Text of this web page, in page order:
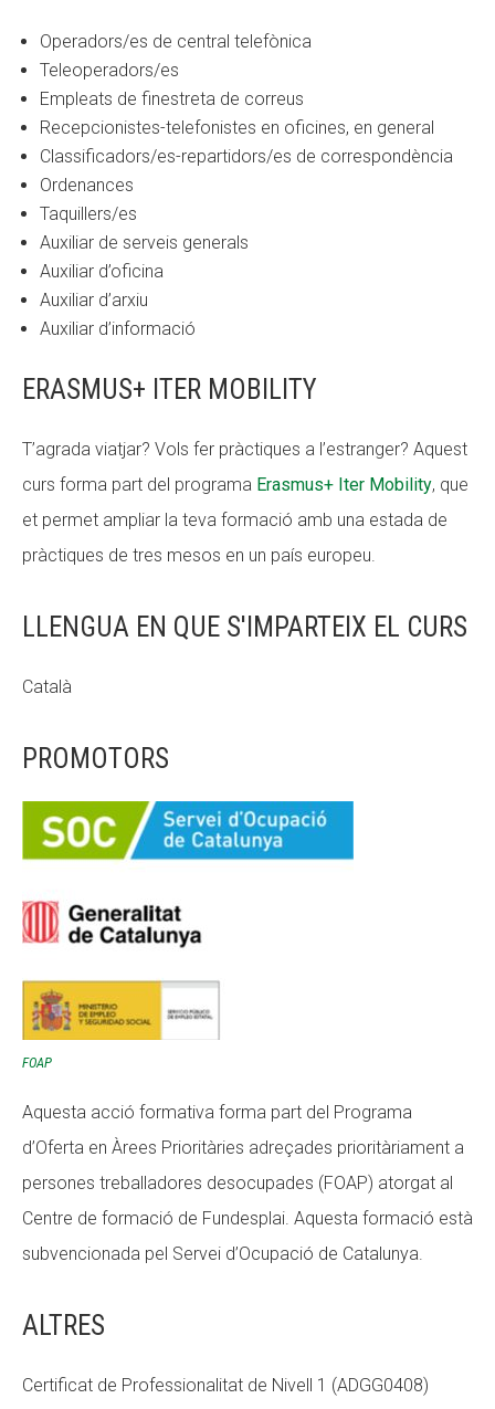
Operadors/es de central telefònica
Teleoperadors/es
Empleats de finestreta de correus
Recepcionistes-telefonistes en oficines, en general
Classificadors/es-repartidors/es de correspondència
Ordenances
Taquillers/es
Auxiliar de serveis generals
Auxiliar d’oficina
Auxiliar d’arxiu
Auxiliar d’informació
ERASMUS+ ITER MOBILITY
T’agrada viatjar? Vols fer pràctiques a l’estranger? Aquest
curs forma part del programa Erasmus+ Iter Mobility, que
et permet ampliar la teva formació amb una estada de
pràctiques de tres mesos en un país europeu.
LLENGUA EN QUE S'IMPARTEIX EL CURS
Català
PROMOTORS
FOAP
Aquesta acció formativa forma part del Programa
d’Oferta en Àrees Prioritàries adreçades prioritàriament a
persones treballadores desocupades (FOAP) atorgat al
Centre de formació de Fundesplai. Aquesta formació està
subvencionada pel Servei d’Ocupació de Catalunya.
ALTRES
Certificat de Professionalitat de Nivell 1 (ADGG0408)